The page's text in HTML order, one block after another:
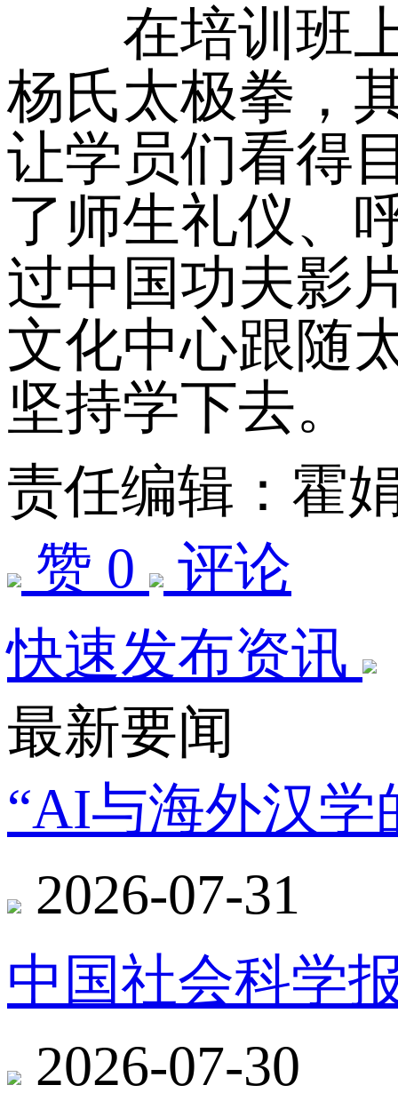
在培训班上
杨氏太极拳，
让学员们看得
了师生礼仪、
过中国功夫影
文化中心跟随
坚持学下去。
责任编辑：霍
赞 0
评论
快速发布资讯
最新要闻
“AI与海外汉学
2026-07-31
中国社会科学
2026-07-30